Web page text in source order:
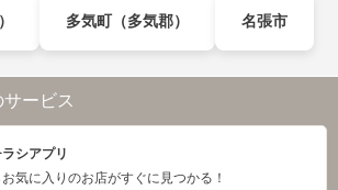
多気町（多気郡） 名張市
ービス
シアプリ
気に入りのお店がすぐに見つかる！